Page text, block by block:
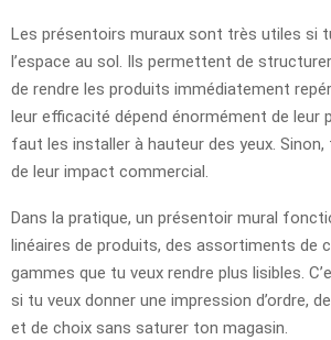
Les présentoirs muraux sont très utiles si
l’espace au sol. Ils permettent de
de rendre les produits immédiatement
leur efficacité dépend énormément de leur
faut les installer à hauteur des yeux.
de leur impact commercial.
Dans la pratique, un présentoir mural
linéaires de produits, des assortiments de
gammes que tu veux rendre plus lisibles.
si tu veux donner une impression d’ordre,
et de choix sans saturer ton magasin.